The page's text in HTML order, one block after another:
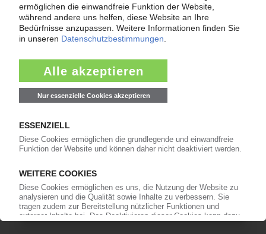
Polyolefinkonzern kündigt Neubewertung seines
Anlagenportfolios an / Quartalsergebnis
rutscht wieder in den roten Bereich